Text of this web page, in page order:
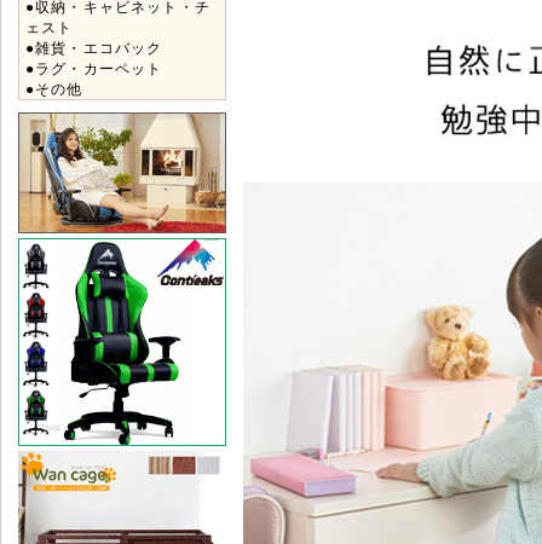
●収納・キャビネット・チ
ェスト
●雑貨・エコバック
●ラグ・カーペット
●その他